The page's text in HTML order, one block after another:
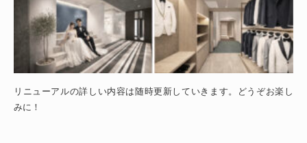
リニューアルの詳しい内容は随時更新していきます。どうぞお楽し
みに！